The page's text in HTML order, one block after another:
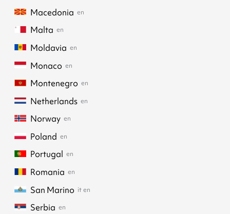
Macedonia en
Malta en
Moldavia en
Monaco en
Montenegro en
Netherlands en
Norway en
Poland en
Portugal en
Romania en
San Marino iten
Serbia en